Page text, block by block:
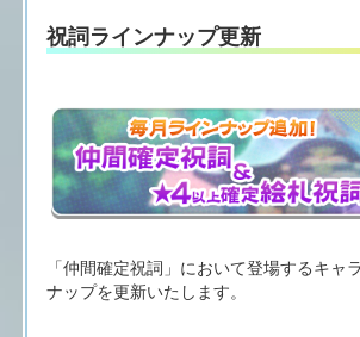
祝詞ラインナップ更新
「仲間確定祝詞」において登場するキャ
ナップを更新いたします。